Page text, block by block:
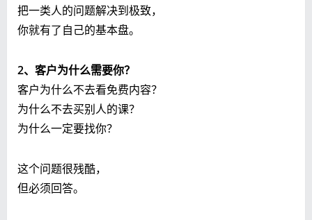
把一类人的问题解决到极致，
你就有了自己的基本盘。
2、客户为什么需要你？
客户为什么不去看免费内容？
为什么不去买别人的课？
为什么一定要找你？
这个问题很残酷，
但必须回答。